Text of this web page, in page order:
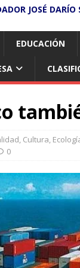
JOSÉ
EDUCACIÓN
, Cultura,
0